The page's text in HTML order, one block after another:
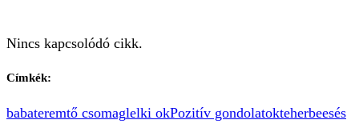
Nincs kapcsolódó cikk.
Címkék:
babateremtő csomaglelki okPozitív gondolatokteherbeesés